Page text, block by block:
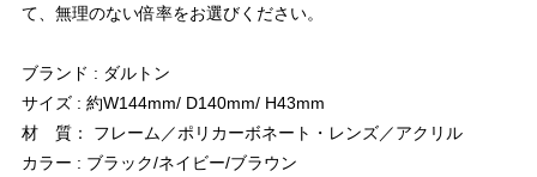
て、無理のない倍率をお選びください。
ブランド : ダルトン
サイズ : 約W144mm/ D140mm/ H43mm
材 質： フレーム／ポリカーボネート・レンズ／アクリル
カラー : ブラック/ネイビー/ブラウン